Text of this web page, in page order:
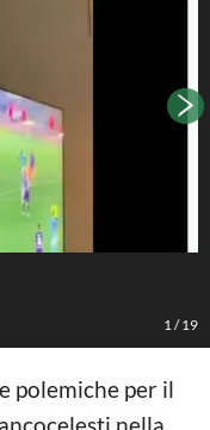
1 /19
polemiche per il